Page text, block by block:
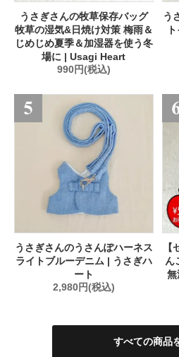
うさぎさんの牧草保存バッグ
牧草の湿気&日焼け対策 梅雨＆
じめじめ夏季＆加湿器を使う冬
場に | Usagi Heart
990円(税込)
う
うさぎさんのうさんぽハーネス
ライトブルーデニム | うさぎハ
ート
2,980円(税込)
ん
無
すべての商品